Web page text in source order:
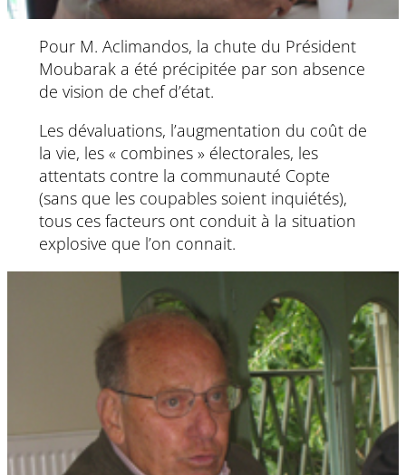
Pour M. Aclimandos, la chute du Président
Moubarak a été précipitée par son absence
de vision de chef d’état.
Les dévaluations, l’augmentation du coût de
la vie, les « combines » électorales, les
attentats contre la communauté Copte
(sans que les coupables soient inquiétés),
tous ces facteurs ont conduit à la situation
explosive que l’on connait.